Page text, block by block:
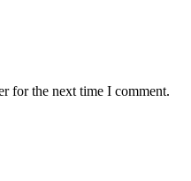
for the next time I comment.